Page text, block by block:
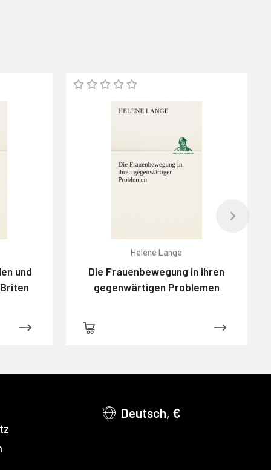
und
Helene Lange
Die Frauenbewegung in ihren
gegenwärtigen Problemen
Deutsch, €